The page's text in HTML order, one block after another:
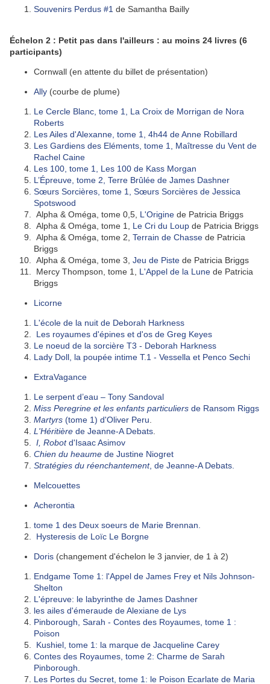
Souvenirs Perdus #1 de Samantha Bailly
Échelon 2 : Petit pas dans l'ailleurs : au moins 24 livres (6
participants)
Cornwall (en attente du billet de présentation)
Ally (courbe de plume)
Le Cercle Blanc, tome 1, La Croix de Morrigan de Nora
Roberts
Les Ailes d'Alexanne, tome 1, 4h44 de Anne Robillard
Les Gardiens des Eléments, tome 1, Maîtresse du Vent de
Rachel Caine
Les 100, tome 1, Les 100 de Kass Morgan
L’Épreuve, tome 2, Terre Brûlée de James Dashner
Sœurs Sorcières, tome 1, Sœurs Sorcières de Jessica
Spotswood
Alpha & Oméga, tome 0,5, L'Origine de Patricia Briggs
Alpha & Oméga, tome 1, Le Cri du Loup de Patricia Briggs
Alpha & Oméga, tome 2, Terrain de Chasse de Patricia
Briggs
Alpha & Oméga, tome 3, Jeu de Piste de Patricia Briggs
Mercy Thompson, tome 1, L'Appel de la Lune de Patricia
Briggs
Licorne
L'école de la nuit de Deborah Harkness
Les royaumes d'épines et d'os de Greg Keyes
Le noeud de la sorcière T3 - Deborah Harkness
Lady Doll, la poupée intime T.1 - Vessella et Penco Sechi
ExtraVagance
Le serpent d’eau – Tony Sandoval
Miss Peregrine et les enfants particuliers de Ransom Riggs
Martyrs (tome 1) d'Oliver Peru
L'Héritière de Jeanne-A Debats
I, Robotd'Isaac Asimov
Chien du heaume de Justine Niogret
Stratégies du réenchantement, de Jeanne-A Debats
Melcouettes
Acherontia
tome 1 des Deux soeurs de Marie Brennan.
Hysteresis de Loïc Le Borgne
Doris (changement d'échelon le 3 janvier, de 1 à 2)
Endgame Tome 1: l'Appel de James Frey et Nils Johnson-
Shelton
L'épreuve: le labyrinthe de James Dashner
les ailes d'émeraude de Alexiane de Lys
Pinborough, Sarah - Contes des Royaumes, tome 1 :
Poison
Kushiel, tome 1: la marque de Jacqueline Carey
Contes des Royaumes, tome 2: Charme de Sarah
Pinborough
Les Portes du Secret, tome 1: le Poison Ecarlate de Maria